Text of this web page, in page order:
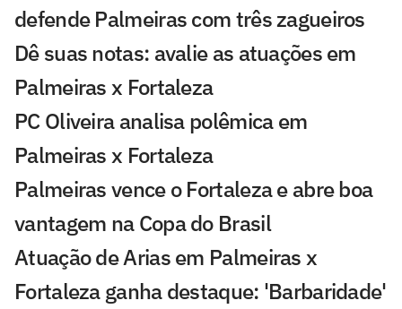
defende Palmeiras com três zagueiros
Dê suas notas: avalie as atuações em
Palmeiras x Fortaleza
PC Oliveira analisa polêmica em
Palmeiras x Fortaleza
Palmeiras vence o Fortaleza e abre boa
vantagem na Copa do Brasil
Atuação de Arias em Palmeiras x
Fortaleza ganha destaque: 'Barbaridade'